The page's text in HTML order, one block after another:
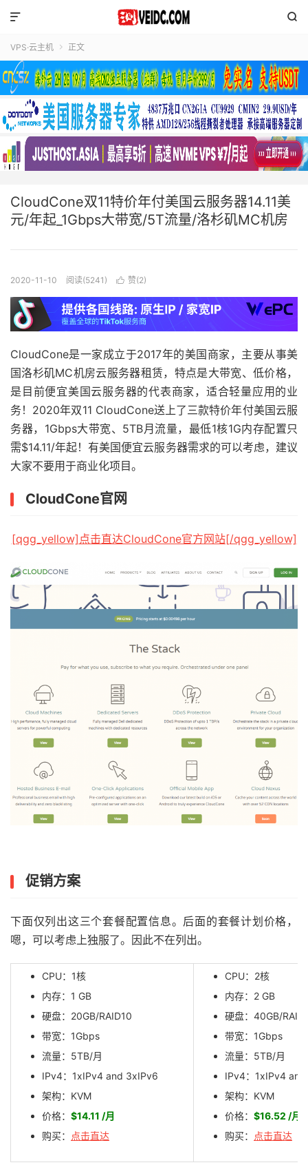


VPS·云主机  正文
CloudCone双11特价年付美国云服务器14.11美
元/年起_1Gbps大带宽/5T流量/洛杉矶MC机房
2020-11-10 阅读(5241)  赞(2)
CloudCone是一家成立于2017年的美国商家，主要从事美
国洛杉矶MC机房云服务器租赁，特点是大带宽、低价格，
是目前便宜美国云服务器的代表商家，适合轻量应用的业
务！2020年双11 CloudCone送上了三款特价年付美国云服
务器，1Gbps大带宽、5TB月流量，最低1核1G内存配置只
需$14.11/年起！有美国便宜云服务器需求的可以考虑，建议
大家不要用于商业化项目。
CloudCone官网
[qgg_yellow]点击直达CloudCone官方网站[/qgg_yellow]
促销方案
下面仅列出这三个套餐配置信息。后面的套餐计划价格，
嗯，可以考虑上独服了。因此不在列出。
CPU：1核
内存：1 GB
硬盘：20GB/RAID10
带宽：1Gbps
流量：5TB/月
IPv4：1xIPv4 and 3xIPv6
架构：KVM
价格： $14.11 /月
购买：
点击直达
CPU：2核
内存：2 GB
硬盘：40GB/
带宽：1Gbps
流量：5TB/月
IPv4：1xIPv4
架构：KVM
价格： $16.52 /月
购买：
点击直达